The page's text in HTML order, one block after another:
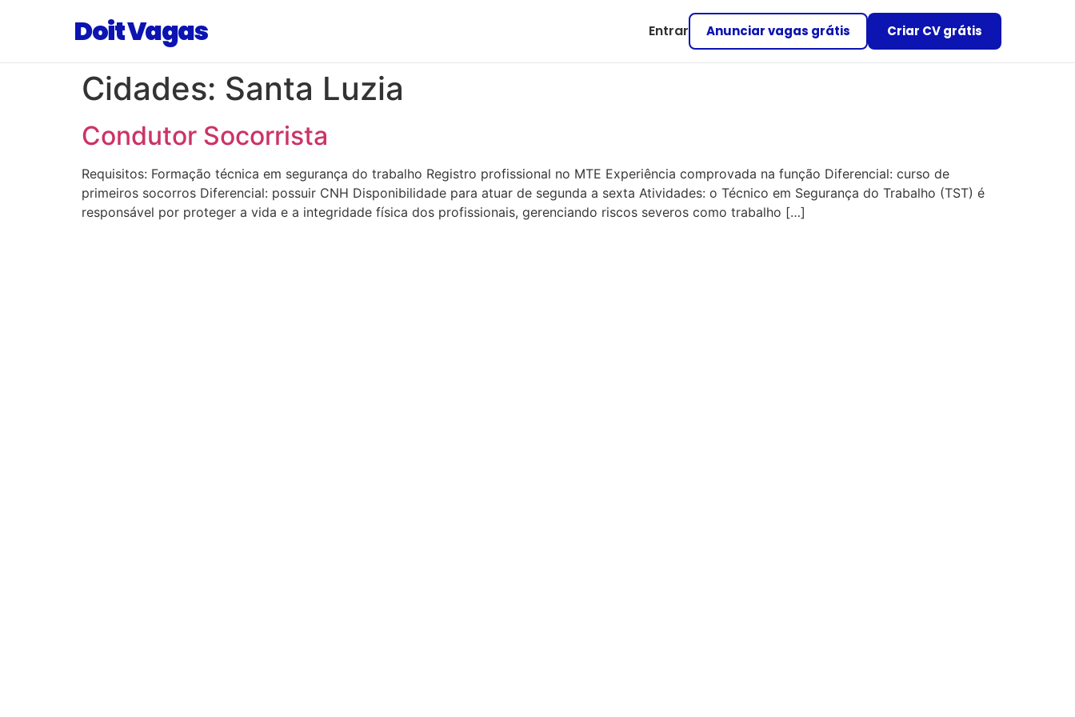
Doit Vagas Entrar Anunciar vagas grátis Criar CV grátis
Cidades: Santa Luzia
Condutor Socorrista
Requisitos: Formação técnica em segurança do trabalho Registro profissional no MTE Experiência comprovada na função Diferencial: curso de
primeiros socorros Diferencial: possuir CNH Disponibilidade para atuar de segunda a sexta Atividades: o Técnico em Segurança do Trabalho (TST) é
responsável por proteger a vida e a integridade física dos profissionais, gerenciando riscos severos como trabalho […]